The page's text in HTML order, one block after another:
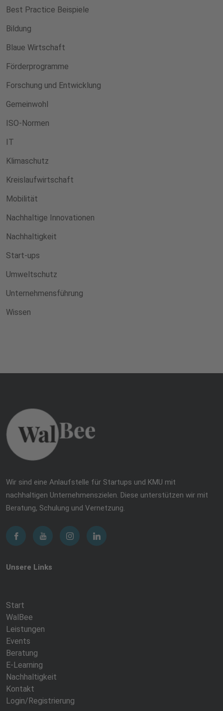
Best Practice Beispiele
Bildung
Blaue Wirtschaft
Förderprogramme
Forschung und Entwicklung
Gemeinwohl
ISO-Normen
IT
Klimaschutz
Kreislaufwirtschaft
Mobilität
Nachhaltige Innovationen
Nachhaltigkeit
Start-ups
Umweltschutz
Unternehmensführung
Wissen
Wir sind eine Anlaufstelle für Startups und KMU mit
nachhaltigen Unternehmenszielen. Diese unterstützen wir mit
Beratung, Schulung und Vernetzung.
Unsere Links
Start
WalBee
Leistungen
Events
Beratung
E-Learning
Nachhaltigkeit
Kontakt
Login/Registrierung